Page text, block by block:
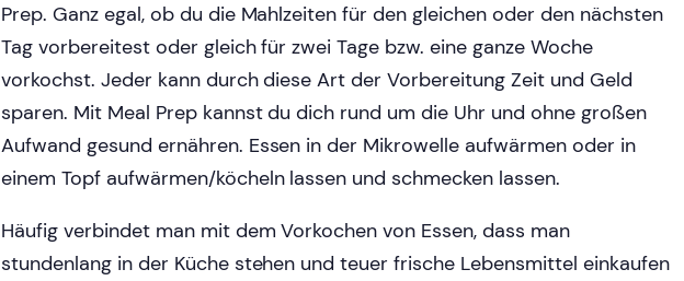
Prep. Ganz egal, ob du die Mahlzeiten für den gleichen oder den nächsten
Tag vorbereitest oder gleich für zwei Tage bzw. eine ganze Woche
vorkochst. Jeder kann durch diese Art der Vorbereitung Zeit und Geld
sparen. Mit Meal Prep kannst du dich rund um die Uhr und ohne großen
Aufwand gesund ernähren. Essen in der Mikrowelle aufwärmen oder in
einem Topf aufwärmen/köcheln lassen und schmecken lassen.
Häufig verbindet man mit dem Vorkochen von Essen, dass man
stundenlang in der Küche stehen und teuer frische Lebensmittel einkaufen